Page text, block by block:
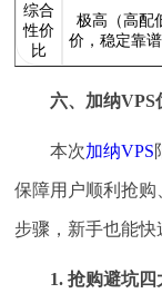
综合
性价
比
极高（高配
价，稳定靠谱
六、加纳
本次加纳VPS
保障用户顺利抢
步骤，新手也能快
1. 抢购避坑